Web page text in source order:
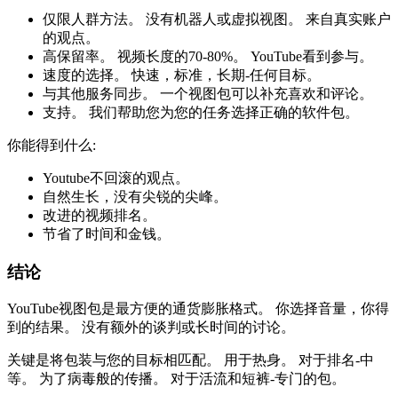
仅限人群方法。 没有机器人或虚拟视图。 来自真实账户
的观点。
高保留率。 视频长度的70-80%。 YouTube看到参与。
速度的选择。 快速，标准，长期-任何目标。
与其他服务同步。 一个视图包可以补充喜欢和评论。
支持。 我们帮助您为您的任务选择正确的软件包。
你能得到什么:
Youtube不回滚的观点。
自然生长，没有尖锐的尖峰。
改进的视频排名。
节省了时间和金钱。
结论
YouTube视图包是最方便的通货膨胀格式。 你选择音量，你得
到的结果。 没有额外的谈判或长时间的讨论。
关键是将包装与您的目标相匹配。 用于热身。 对于排名-中
等。 为了病毒般的传播。 对于活流和短裤-专门的包。